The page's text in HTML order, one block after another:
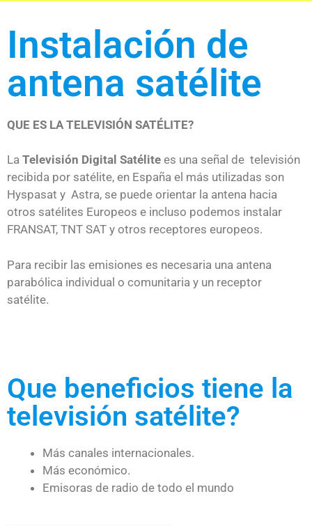
Instalación de
antena satélite
QUE ES LA TELEVISIÓN SATÉLITE?
La Televisión Digital Satélite es una señal de televisión
recibida por satélite, en España el más utilizadas son
Hyspasat y Astra, se puede orientar la antena hacia
otros satélites Europeos e incluso podemos instalar
FRANSAT, TNT SAT y otros receptores europeos.
Para recibir las emisiones es necesaria una antena
parabólica individual o comunitaria y un receptor
satélite.
Que beneficios tiene la
televisión satélite?
Más canales internacionales.
Más económico.
Emisoras de radio de todo el mundo